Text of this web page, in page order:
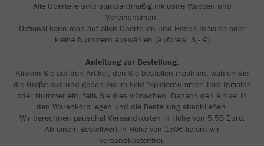
Alle Oberteile sind standardmäßig inklusive Wappen und
Vereinsnamen.
Optional kann man auf allen Oberteilen und Hosen Initialen oder
kleine Nummern auswählen (Aufpreis: 3,- €)
Anleitung zur Bestellung:
Klicken Sie auf den Artikel, den Sie bestellen möchten, wählen Sie
die Größe aus und geben Sie im Feld "Spielernummer" Ihre Initialen
oder Nummer ein, falls Sie dies wünschen. Danach den Artikel in
den Warenkorb legen und die Bestellung abschließen.
Wir berechnen pauschal Versandkosten in Höhe von 5,50 Euro.
Ab einem Bestellwert in Höhe von 150€ liefern wir
versandkostenfrei.